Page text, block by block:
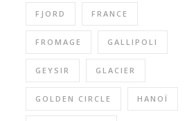
FJORD FRANCE
FROMAGE GALLIPOLI
GEYSIR GLACIER
GOLDEN CIRCLE HANOÏ